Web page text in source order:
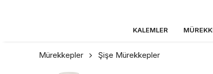
KALEMLER
Mürekkepler Şişe Mürekkepler